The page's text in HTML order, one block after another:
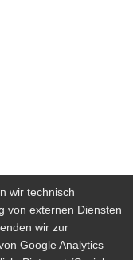
wir technisch
von externen Diensten
wir zur
Google Analytics